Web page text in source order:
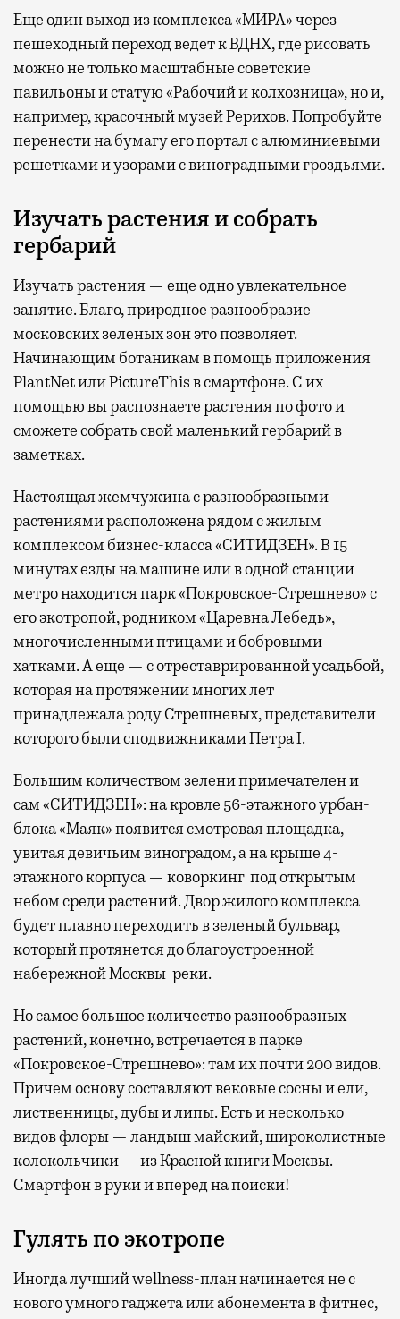
Еще один выход из комплекса «МИРА» через
пешеходный переход ведет к ВДНХ, где рисовать
можно не только масштабные советские
павильоны и статую «Рабочий и колхозница», но и,
например, красочный музей Рерихов. Попробуйте
перенести на бумагу его портал с алюминиевыми
решетками и узорами с виноградными гроздьями.
Изучать растения и собрать
гербарий
Изучать растения — еще одно увлекательное
занятие. Благо, природное разнообразие
московских зеленых зон это позволяет.
Начинающим ботаникам в помощь приложения
PlantNet или PictureThis в смартфоне. С их
помощью вы распознаете растения по фото и
сможете собрать свой маленький гербарий в
заметках.
Настоящая жемчужина с разнообразными
растениями расположена рядом с жилым
комплексом бизнес-класса «СИТИДЗЕН». В 15
минутах езды на машине или в одной станции
метро находится парк «Покровское-Стрешнево» с
его экотропой, родником «Царевна Лебедь»,
многочисленными птицами и бобровыми
хатками. А еще — с отреставрированной усадьбой,
которая на протяжении многих лет
принадлежала роду Стрешневых, представители
которого были сподвижниками Петра I.
Большим количеством зелени примечателен и
сам «СИТИДЗЕН»: на кровле 56-этажного урбан-
блока «Маяк» появится смотровая площадка,
увитая девичьим виноградом, а на крыше 4-
этажного корпуса — коворкинг под открытым
небом среди растений. Двор жилого комплекса
будет плавно переходить в зеленый бульвар,
который протянется до благоустроенной
набережной Москвы-реки.
Но самое большое количество разнообразных
растений, конечно, встречается в парке
«Покровское-Стрешнево»: там ихпочти 200 видов.
Причем основу составляют вековые сосны и ели,
лиственницы, дубы и липы. Есть и несколько
видов флоры — ландыш майский, широколистные
колокольчики — из Красной книги Москвы.
Смартфон в руки и вперед на поиски!
Гулять по экотропе
Иногда лучший wellness-план начинается не с
нового умного гаджета или абонемента в фитнес,